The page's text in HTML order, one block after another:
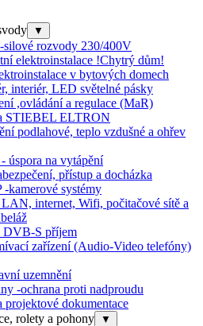
▼
silové rozvody 230/400V
elektroinstalace !Chytrý dům!
v bytových domech
interiér, LED světelné pásky
,ovládání a regulace (MaR)
STIEBEL ELTRON
podlahové, teplo vzdušné a ohřev
úspora na vytápění
přístup a docházka
kamerové systémy
internet, Wifi, počitačové sítě a
S příjem
zařízení (Audio-Video telefóny)
uzemnění
-ochrana proti nadproudu
projektové dokumentace
rolety a pohony
▼